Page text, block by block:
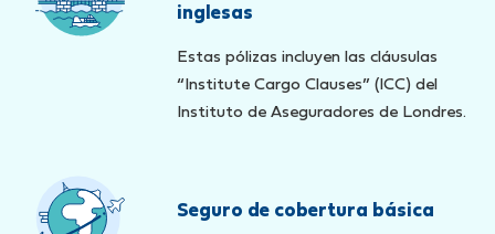
inglesas
Estas pólizas incluyen las cláusulas
“Institute Cargo Clauses” (ICC) del
Instituto de Aseguradores de Londres.
Seguro de cobertura básica